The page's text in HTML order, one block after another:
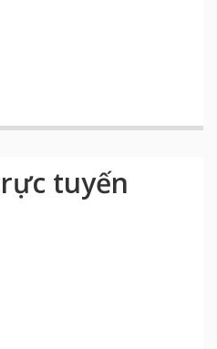
tuyến